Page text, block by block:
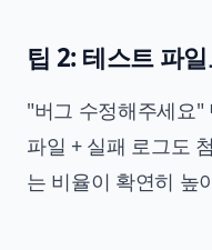
팁 2: 테스트 파
"버그 수정해주세요
파일 + 실패 로그도
는 비율이 확연히 높